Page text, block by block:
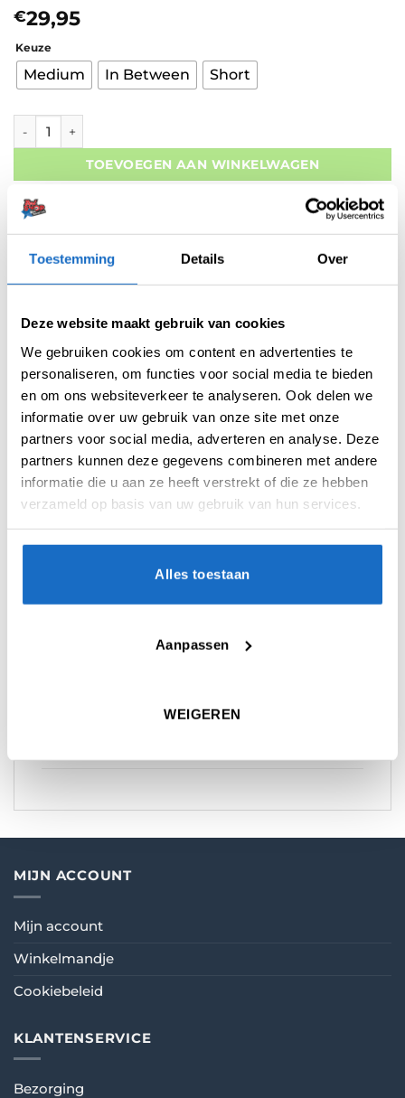
Toestemming Details Over
Deze website maakt gebruik van cookies
We gebruiken cookies om content en advertenties te
personaliseren, om functies voor social media te bieden
en om ons websiteverkeer te analyseren. Ook delen we
informatie over uw gebruik van onze site met onze
partners voor social media, adverteren en analyse. Deze
partners kunnen deze gegevens combineren met andere
informatie die u aan ze heeft verstrekt of die ze hebben
verzameld op basis van uw gebruik van hun services.
Alles toestaan
Aanpassen
WEIGEREN
€29,95
Keuze
Medium In Between Short
Target Star Wars K-flex Mandalorian Std.02 Gift Set aantal
TOEVOEGEN AAN WINKELWAGEN
Betaal later met Klarna
Retouren binnen 14 dagen
Artikelnummer:variation-10130
Flex Flights,Target NEW,Target STAR WARS
Merk:Target
AANVULLENDE INFORMATIE
MIJN ACCOUNT
Mijn account
Winkelmandje
Cookiebeleid
KLANTENSERVICE
Bezorging